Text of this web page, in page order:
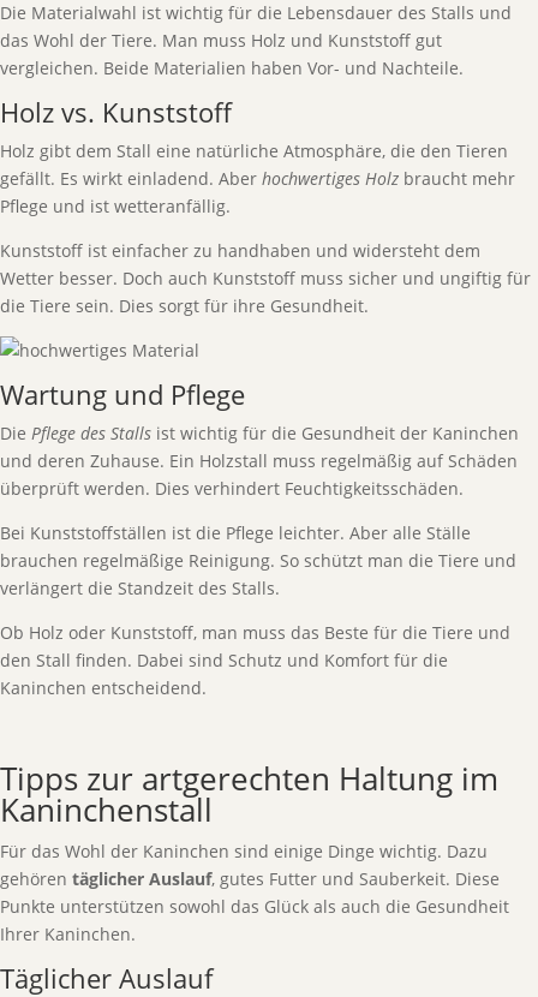
Die Materialwahl ist wichtig für die Lebensdauer des Stalls und
das Wohl der Tiere. Man muss Holz und Kunststoff gut
vergleichen. Beide Materialien haben Vor- und Nachteile.
Holz vs. Kunststoff
Holz gibt dem Stall eine natürliche Atmosphäre, die den Tieren
gefällt. Es wirkt einladend. Aber hochwertiges Holz braucht mehr
Pflege und ist wetteranfällig.
Kunststoff ist einfacher zu handhaben und widersteht dem
Wetter besser. Doch auch Kunststoff muss sicher und ungiftig für
die Tiere sein. Dies sorgt für ihre Gesundheit.
Wartung und Pflege
Die Pflege des Stalls ist wichtig für die Gesundheit der Kaninchen
und deren Zuhause. Ein Holzstall muss regelmäßig auf Schäden
überprüft werden. Dies verhindert Feuchtigkeitsschäden.
Bei Kunststoffställen ist die Pflege leichter. Aber alle Ställe
brauchen regelmäßige Reinigung. So schützt man die Tiere und
verlängert die Standzeit des Stalls.
Ob Holz oder Kunststoff, man muss das Beste für die Tiere und
den Stall finden. Dabei sind Schutz und Komfort für die
Kaninchen entscheidend.
Tipps zur artgerechten Haltung im
Kaninchenstall
Für das Wohl der Kaninchen sind einige Dinge wichtig. Dazu
gehören täglicher Auslauf, gutes Futter und Sauberkeit. Diese
Punkte unterstützen sowohl das Glück als auch die Gesundheit
Ihrer Kaninchen.
Täglicher Auslauf